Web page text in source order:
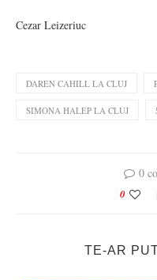
Cezar Leizeriuc
DAREN CAHILL LA CLUJ
SIMONA HALEP LA CLUJ
0
0
TE-AR